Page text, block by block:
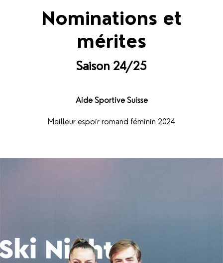
Nominations et
mérites
Saison 24/25
Aide Sportive Suisse
Meilleur espoir romand féminin 2024